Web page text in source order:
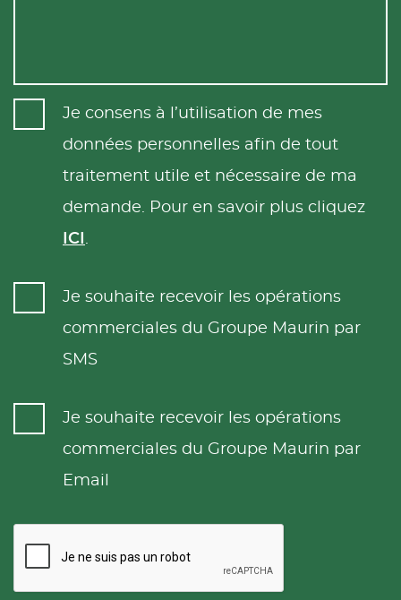
Je consens à l’utilisation de mes
données personnelles afin de tout
traitement utile et nécessaire de ma
demande. Pour en savoir plus cliquez
ICI
Je souhaite recevoir les opérations
commerciales du Groupe Maurin par
SMS
Je souhaite recevoir les opérations
commerciales du Groupe Maurin par
Email